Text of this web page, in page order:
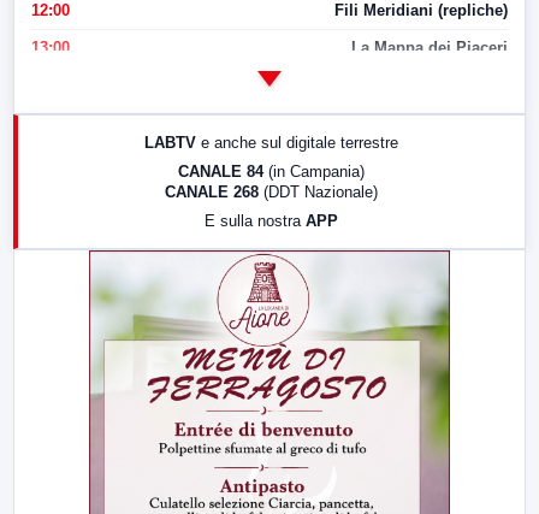
12:00 Fili Meridiani (repliche)
13:00 La Mappa dei Piaceri
LABTV e anche sul digitale terrestre
CANALE 84 (in Campania)
CANALE 268 (DDT Nazionale)
E sulla nostra APP